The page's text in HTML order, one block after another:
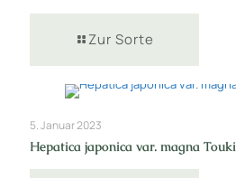
Zur Sorte
5. Januar 2023
Hepatica japonica var. magna Touki